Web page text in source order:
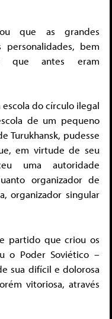
que as grandes
personalidades, bem
que antes eram
do círculo ilegal
de um pequeno
Turukhansk, pudesse
em virtude de seu
uma autoridade
organizador de
organizador singular
partido que criou os
o Poder Soviético –
sua difícil e dolorosa
vitoriosa, através